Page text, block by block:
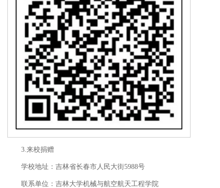
3.来校捐赠
学校地址：吉林省长春市人民大街5988号
联系单位：吉林大学机械与航空航天工程学院